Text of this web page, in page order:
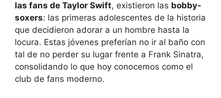
las fans de Taylor Swift, existieron las bobby-
soxers: las primeras adolescentes de la historia
que decidieron adorar a un hombre hasta la
locura. Estas jóvenes preferían no ir al baño con
tal de no perder su lugar frente a Frank Sinatra,
consolidando lo que hoy conocemos como el
club de fans moderno.